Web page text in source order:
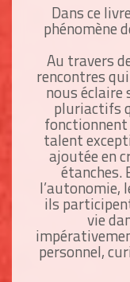
Dans ce
phénomène
Au travers
rencontres
nous éclaire
pluriactifs
fonctionnent
talent
ajoutée en
étanches.
l’autonomie,
ils
vie
personnel,